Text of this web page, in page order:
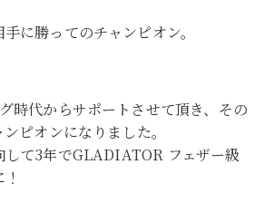
に勝ってのチャンピオン。
時代からサポートさせて頂き、その
ピオンになりました。
して3年でGLADIATOR フェザー級